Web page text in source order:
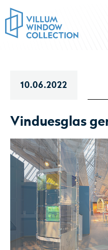
10.06.2022
Vinduesglas